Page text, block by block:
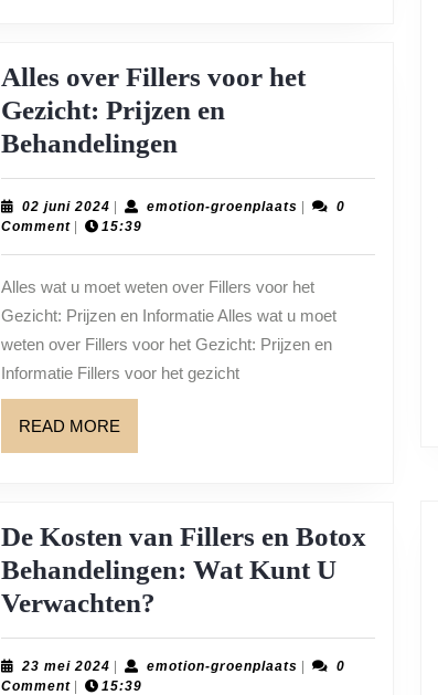
Alles over Fillers voor het
Gezicht: Prijzen en
Behandelingen
over
Fillers
het
Gezicht:
Prijzen
en
02 juni 2024 02
juni
emotion-groenplaatsemotion-
0
Comment
15:39
Alles wat u moet weten over Fillers voor het
Gezicht: Prijzen en Informatie Alles wat u moet
weten over Fillers voor het Gezicht: Prijzen en
Informatie Fillers voor het gezicht
READ MORE
MORE
De Kosten van Fillers en Botox
Behandelingen: Wat Kunt U
Verwachten?
Kosten
van
23 mei 2024 23
mei
emotion-groenplaatsemotion-
0
Comment
15:39